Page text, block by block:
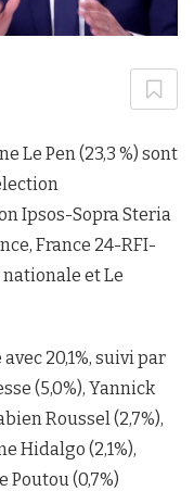
Le Pen (23,3 %) sont
Ipsos-Sopra Steria
France 24-RFI-
nationale et Le
20,1%, suivi par
(5,0%), Yannick
Roussel (2,7%),
Hidalgo (2,1%),
(0,7%)